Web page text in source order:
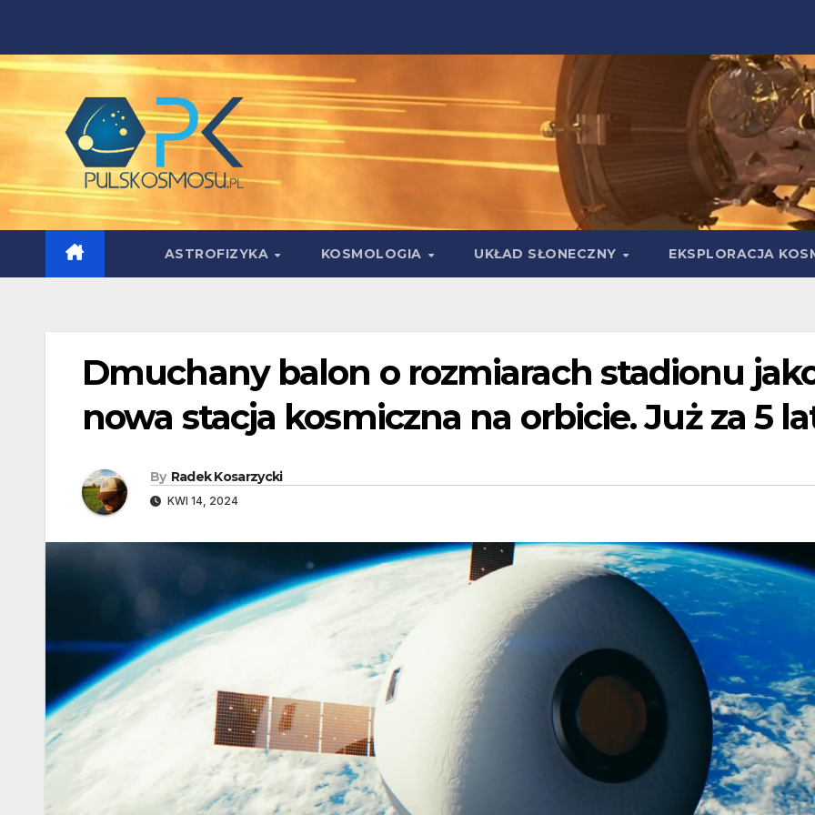
content
ASTROFIZYKA KOSMOLOGIA UKŁAD SŁONECZNY EKSPLORACJA
Dmuchany balon o rozmiarach stadionu
nowa stacja kosmiczna na orbicie. Już za 5
By Radek Kosarzycki
KWI 14, 2024